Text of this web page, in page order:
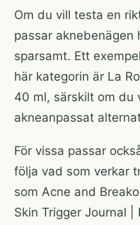
Om du vill testa en
passar
sparsamt. Ett
här kategorin är La
40 ml, särskilt om du
akneanpassat
För vissa passar
följa vad som verkar
som Acne and
Skin Trigger Journal |